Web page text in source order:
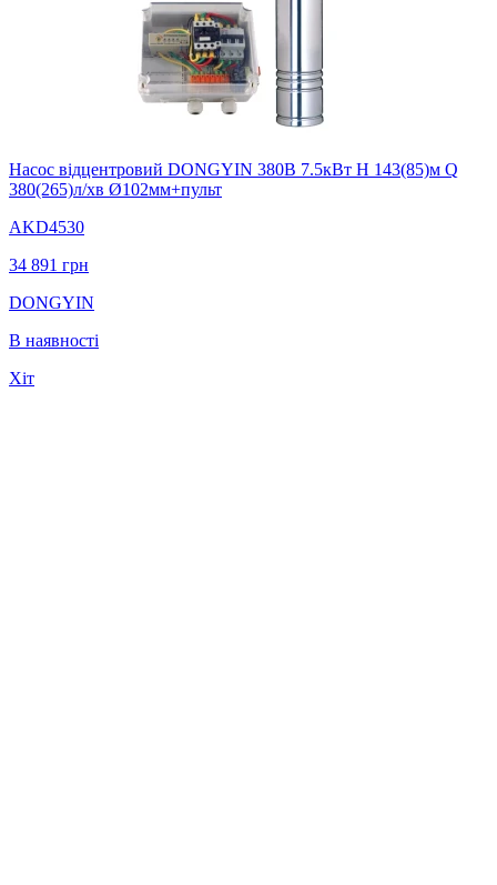
Насос вiдцентровий DONGYIN 380В 7.5кВт H 143(85)м Q
380(265)л/хв Ø102мм+пульт
AKD4530
34 891 грн
DONGYIN
В наявності
Хіт